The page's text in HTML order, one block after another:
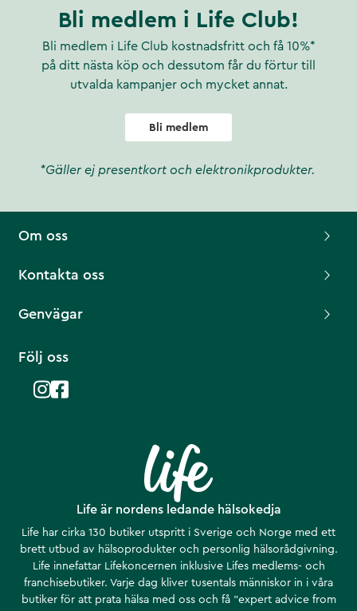
Bli medlem i Life Club!
Bli medlem i Life Club kostnadsfritt och få 10%*
på ditt nästa köp och dessutom får du förtur till
utvalda kampanjer och mycket annat.
Bli medlem
*Gäller ej presentkort och elektronikprodukter.
Life är nordens ledande hälsokedja
Life har cirka 130 butiker utspritt i Sverige och Norge med ett
brett utbud av hälsoprodukter och personlig hälsorådgivning.
Life innefattar Lifekoncernen inklusive Lifes medlems- och
franchisebutiker. Varje dag kliver tusentals människor in i våra
butiker för att prata hälsa med oss och få ”expert advice from
Om oss
Kontakta oss
Genvägar
Följ oss